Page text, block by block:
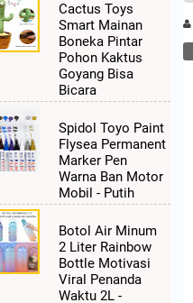
Cactus Toys
Smart Mainan
Boneka Pintar
Pohon Kaktus
Goyang Bisa
Bicara
Spidol Toyo Paint
Flysea Permanent
Marker Pen
Warna Ban Motor
Mobil - Putih
Botol Air Minum
2 Liter Rainbow
Bottle Motivasi
Viral Penanda
Waktu 2L -